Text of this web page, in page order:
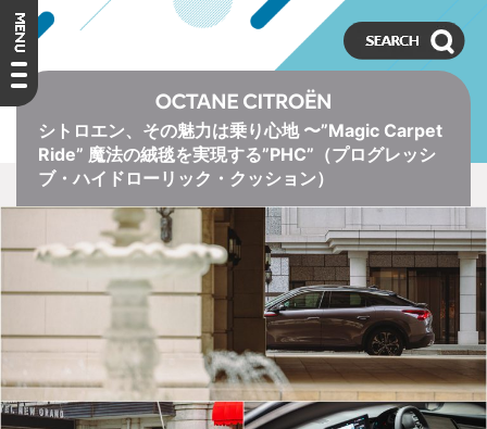
シトロエン、その魅力は乗り心地 〜”Magic Carpet
Ride” 魔法の絨毯を実現する”PHC”（プログレッシ
ブ・ハイドローリック・クッション）